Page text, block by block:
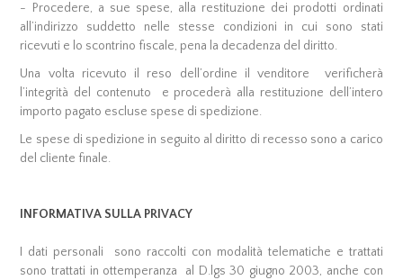
- Procedere, a sue spese, alla restituzione dei prodotti ordinati
all’indirizzo suddetto nelle stesse condizioni in cui sono stati
ricevuti e lo scontrino fiscale, pena la decadenza del diritto.
Una volta ricevuto il reso dell’ordine il venditore verificherà
l’integrità del contenuto e procederà alla restituzione dell’intero
importo pagato escluse spese di spedizione.
Le spese di spedizione in seguito al diritto di recesso sono a carico
del cliente finale.
INFORMATIVA SULLA PRIVACY
I dati personali sono raccolti con modalità telematiche e trattati
sono trattati in ottemperanza al D.lgs 30 giugno 2003, anche con